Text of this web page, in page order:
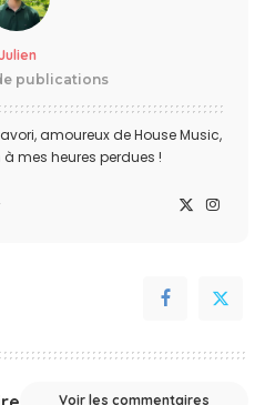
Julien
publications
amoureux de House Music,
mes heures perdues !
Voir les commentaires